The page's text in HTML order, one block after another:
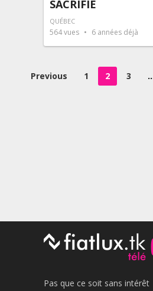
SACRIFIÉ
QUÉBEC
564vues 6 années déjà
PaginationPrevious 1 2 3
Pas que ce soit sans intérêt